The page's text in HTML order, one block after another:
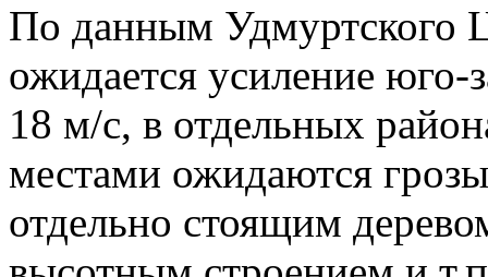
По данным
ожидается усиление юго-
18 м/с, в отдельных
местами ожидаются
отдельно стоящим